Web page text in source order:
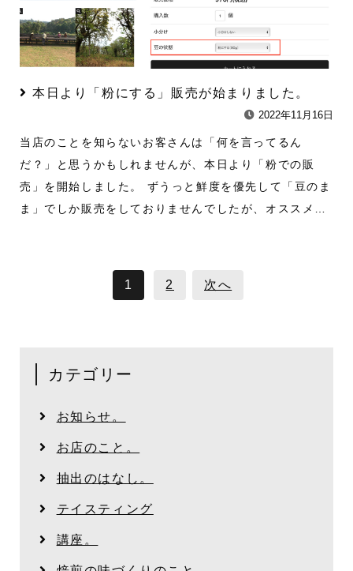
本日より「粉にする」販売が始まりました。
2022年11月16日
当店のことを知らないお客さんは「何を言ってるん
だ？」と思うかもしれませんが、本日より「粉での販
売」を開始しました。 ずうっと鮮度を優先して「豆のま
ま」でしか販売をしておりませんでしたが、オススメ…
1 2 次へ
カテゴリー
お知らせ。
お店のこと。
抽出のはなし。
テイスティング
講座。